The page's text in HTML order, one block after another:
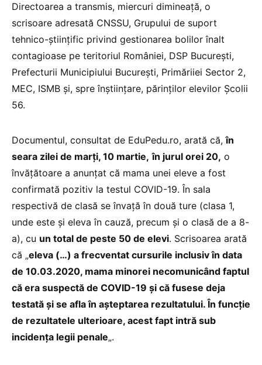
Directoarea a transmis, miercuri dimineață, o
scrisoare adresată CNSSU, Grupului de suport
tehnico-științific privind gestionarea bolilor înalt
contagioase pe teritoriul României, DSP București,
Prefecturii Municipiului București, Primăriiei Sector 2,
MEC, ISMB și, spre înștiințare, părinților elevilor Școlii
56.
Documentul, consultat de EduPedu.ro, arată că,în
seara zilei de marți, 10 martie, în jurul orei 20, o
învățătoare a anunțat că mama unei eleve a fost
confirmată pozitiv la testul COVID-19. În sala
respectivă de clasă se învață în două ture (clasa 1,
unde este și eleva în cauză, precum și o clasă de a 8-
a), cu un total de peste 50 de elevi. Scrisoarea arată
că „eleva (…) a frecventat cursurile inclusiv în data
de 10.03.2020, mama minorei necomunicând faptul
că era suspectă de COVID-19 și că fusese deja
testată și se afla în așteptarea rezultatului. În funcție
de rezultatele ulterioare, acest fapt intră sub
incidența legii penale„.